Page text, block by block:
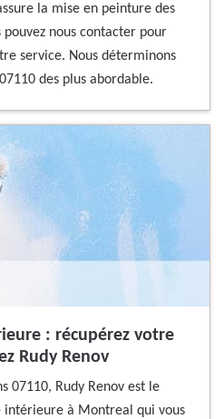
la mise en peinture des
nous contacter pour
service. Nous déterminons
des plus abordable.
: récupérez votre
Rudy Renov
07110, Rudy Renov est le
intérieure à Montreal qui vous